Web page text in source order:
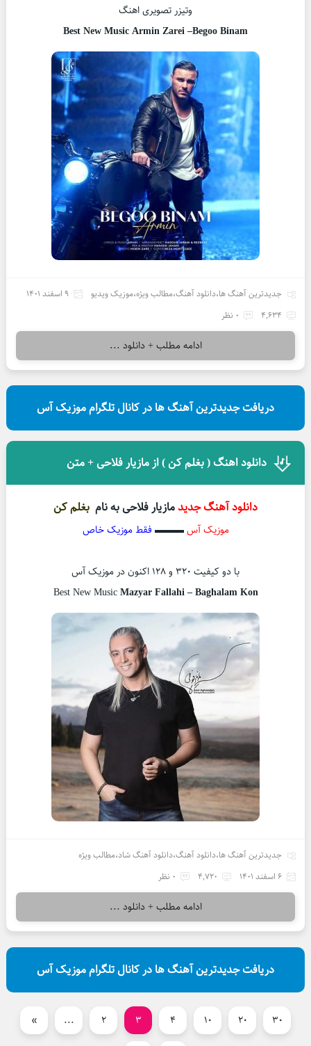
وتیزر تصویری اهنگ
Best New Music Armin Zarei –Begoo Binam
جدیدترین آهنگ ها،دانلود آهنگ،مطالب ویژه،موزیک ویدیو
9 اسفند 1401
4,634
0 نظر
ادامه مطلب + دانلود ...
دریافت جدیدترین آهنگ ها در کانال تلگرام موزیک آس
دانلود اهنگ ( بغلم کن ) از مازیار فلاحی + متن
دانلود آهنگ جدیدمازیار فلاحی به نام بغلم کن
موزیک آس▬▬▬ فقط موزیک خاص
با دو کیفیت ۳۲۰ و ۱۲۸ اکنون در موزیک آس
Best New MusicMazyar Fallahi – Baghalam Kon
جدیدترین آهنگ ها،دانلود آهنگ،دانلود آهنگ شاد،مطالب ویژه
6 اسفند 1401
4,720 0 نظر
ادامه مطلب + دانلود ...
دریافت جدیدترین آهنگ ها در کانال تلگرام موزیک آس
» ... 2 3 4 10 20 30